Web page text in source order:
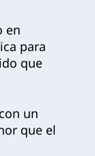
en
para
que
con un
que el